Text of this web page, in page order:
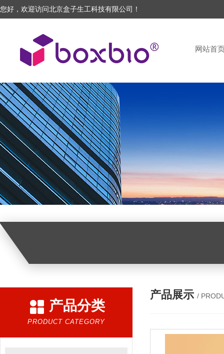
您好，欢迎访问北京盒子生工科技有限公司！
网站首
产品分类
PRODUCT CATEGORY
产品展示 /